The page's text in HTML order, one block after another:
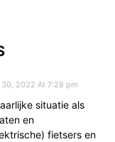
2022 At 7:28 pm
situatie als
en
fietsers en